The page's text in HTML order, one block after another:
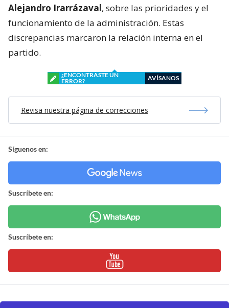
Alejandro Irarrázaval, sobre las prioridades y el
funcionamiento de la administración. Estas
discrepancias marcaron la relación interna en el
partido.
¿ENCONTRASTE UN
ERROR?
AVÍSANOS
Revisa nuestra página de correcciones
Síguenos en:
Suscríbete en:
Suscríbete en: